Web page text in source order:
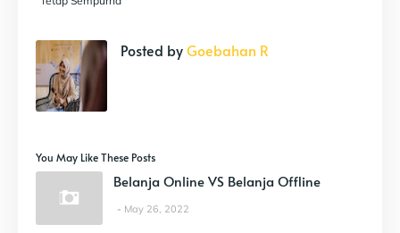
Posted byGoebahan R
You May Like These Posts
Belanja Online VS Belanja Offline
May 26, 2022